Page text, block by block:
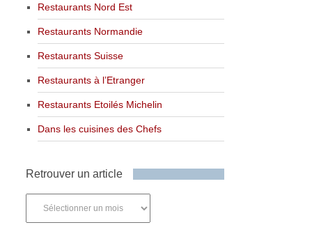
Restaurants Nord Est
Restaurants Normandie
Restaurants Suisse
Restaurants à l’Etranger
Restaurants Etoilés Michelin
Dans les cuisines des Chefs
Retrouver un article